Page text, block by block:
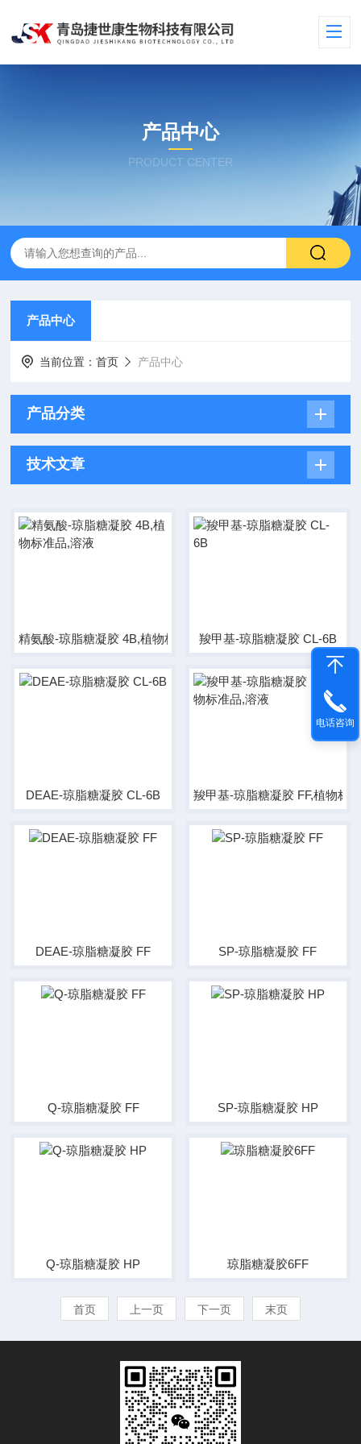
产品中心
PRODUCT CENTER
产品中心
当前位置：首页 产品中心
产品分类
技术文章
精氨酸-琼脂糖凝胶 4B,植物标准品,溶液羧甲基-琼脂糖凝胶 CL-6B
DEAE-琼脂糖凝胶 CL-6B 羧甲基-琼脂糖凝胶 FF,植物标
DEAE-琼脂糖凝胶 FF SP-琼脂糖凝胶 FF
Q-琼脂糖凝胶 FF SP-琼脂糖凝胶 HP
Q-琼脂糖凝胶 HP 琼脂糖凝胶6FF
首页 上一页 下一页 末页
电话咨询